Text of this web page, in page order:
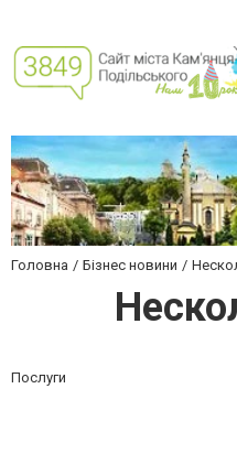
Головна Бізнес новини
Послуги